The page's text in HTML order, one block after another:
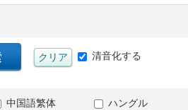
清音化する
中国語繁体 ハングル